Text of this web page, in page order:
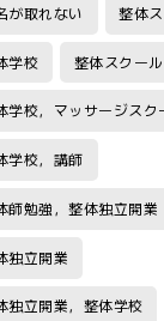
が取れない 整体
学校 整体スクー
学校，マッサージスク
学校，講師
師勉強，整体独立開業
独立開業
独立開業，整体学校